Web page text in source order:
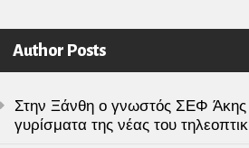
Author Posts
Στην Ξάνθη ο γνωστός ΣΕΦ Άκης
γυρίσματα της νέας του